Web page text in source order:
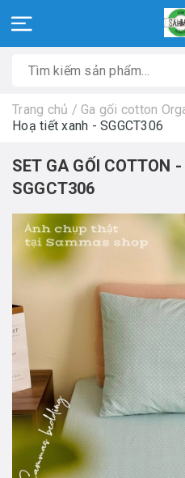
Trang chủ / Ga gối cotton
Hoạ tiết xanh - SGGCT306
SET GA GỐI COTTON
SGGCT306